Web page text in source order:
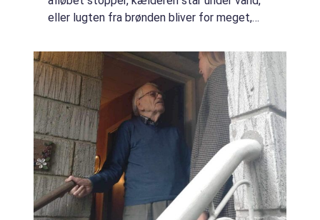
eller lugten fra brønden bliver for meget,